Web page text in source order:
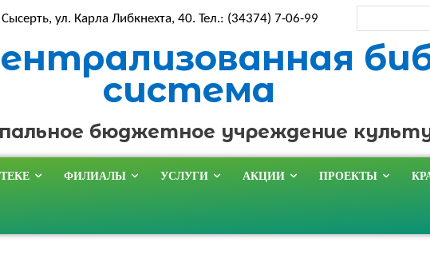
Сысерть, ул. Карла Либкнехта, 40. Тел.: (34374) 7-06-99
система
бюджетное учреждение
ФИЛИАЛЫ УСЛУГИ АКЦИИ ПРОЕКТЫ